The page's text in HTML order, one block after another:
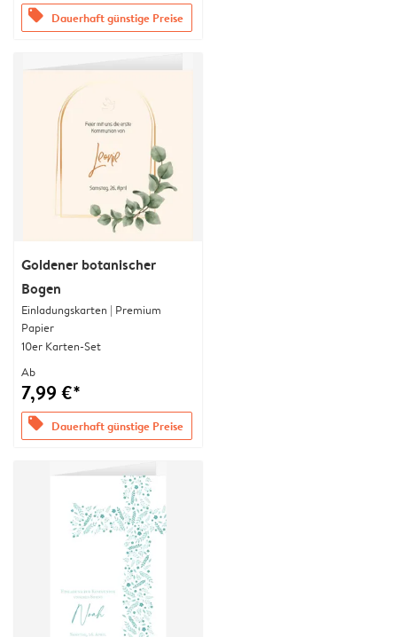
offers Dauerhaft günstige Preise
Goldener botanischer
Bogen
Einladungskarten | Premium
Papier
10er Karten-Set
Ab
7,99 €*
offers Dauerhaft günstige Preise